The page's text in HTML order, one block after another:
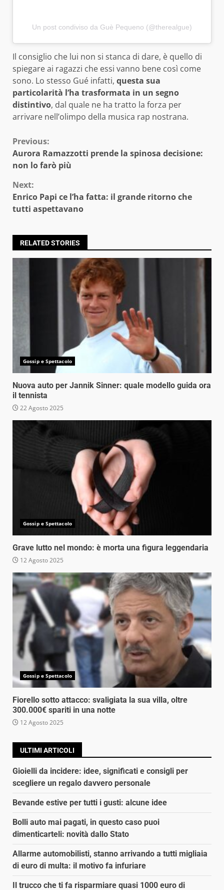
Un post condiviso da Guè Pequeno (@therealgue)
Il consiglio che lui non si stanca di dare, è quello di
spiegare ai ragazzi che essi vanno bene così come
sono. Lo stesso Gué infatti, questa sua
particolarità l’ha trasformata in un segno
distintivo, dal quale ne ha tratto la forza per
arrivare nell’olimpo della musica rap nostrana.
Continue
Reading
Previous:
Aurora Ramazzotti prende la spinosa decisione:
non lo farò più
Next:
Enrico Papi ce l’ha fatta: il grande ritorno che
tutti aspettavano
RELATED STORIES
Gossip e Spettacolo
Nuova auto per Jannik Sinner: quale modello guida ora
il tennista
22 Agosto 2025
Gossip e Spettacolo
Grave lutto nel mondo: è morta una figura leggendaria
12 Agosto 2025
Gossip e Spettacolo
Fiorello sotto attacco: svaligiata la sua villa, oltre
300.000€ spariti in una notte
12 Agosto 2025
ULTIMI ARTICOLI
Gioielli da incidere: idee, significati e consigli per
scegliere un regalo davvero personale
Bevande estive per tutti i gusti: alcune idee
Bolli auto mai pagati, in questo caso puoi
dimenticarteli: novità dallo Stato
Allarme automobilisti, stanno arrivando a tutti migliaia
di euro di multa: il motivo fa infuriare
Il trucco che ti fa risparmiare quasi 1000 euro di